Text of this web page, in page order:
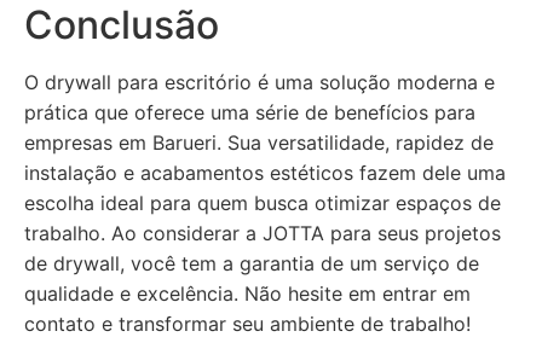
Conclusão
O drywall para escritório é uma solução moderna e
prática que oferece uma série de benefícios para
empresas em Barueri. Sua versatilidade, rapidez de
instalação e acabamentos estéticos fazem dele uma
escolha ideal para quem busca otimizar espaços de
trabalho. Ao considerar a JOTTA para seus projetos
de drywall, você tem a garantia de um serviço de
qualidade e excelência. Não hesite em entrar em
contato e transformar seu ambiente de trabalho!